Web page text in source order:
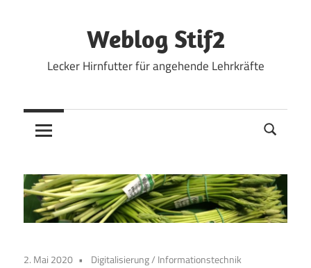
Weblog Stif2
Lecker Hirnfutter für angehende Lehrkräfte
2. Mai 2020 Digitalisierung/ Informationstechnik